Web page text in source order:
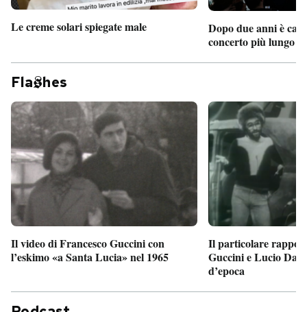
Le creme solari spiegate male
Dopo due anni è
concerto più lungo
Fla hes
Il video di Francesco Guccini con
l’eskimo «a Santa Lucia» nel 1965
Il particolare
Guccini e Lucio
d’epoca